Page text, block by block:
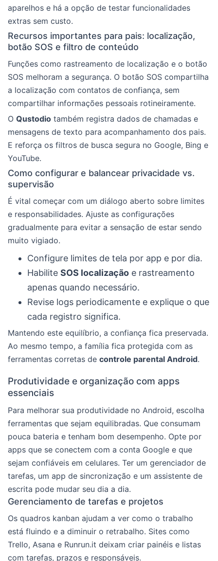
aparelhos e há a opção de testar funcionalidades
extras sem custo.
Recursos importantes para pais: localização,
botão SOS e filtro de conteúdo
Funções como rastreamento de localização e o botão
SOS melhoram a segurança. O botão SOS compartilha
a localização com contatos de confiança, sem
compartilhar informações pessoais rotineiramente.
O Qustodio também registra dados de chamadas e
mensagens de texto para acompanhamento dos pais.
E reforça os filtros de busca segura no Google, Bing e
YouTube.
Como configurar e balancear privacidade vs.
supervisão
É vital começar com um diálogo aberto sobre limites
e responsabilidades. Ajuste as configurações
gradualmente para evitar a sensação de estar sendo
muito vigiado.
Configure limites de tela por app e por dia.
Habilite SOS localização e rastreamento
apenas quando necessário.
Revise logs periodicamente e explique o que
cada registro significa.
Mantendo este equilíbrio, a confiança fica preservada.
Ao mesmo tempo, a família fica protegida com as
ferramentas corretas de controle parental Android.
Produtividade e organização com apps
essenciais
Para melhorar sua produtividade no Android, escolha
ferramentas que sejam equilibradas. Que consumam
pouca bateria e tenham bom desempenho. Opte por
apps que se conectem com a conta Google e que
sejam confiáveis em celulares. Ter um gerenciador de
tarefas, um app de sincronização e um assistente de
escrita pode mudar seu dia a dia.
Gerenciamento de tarefas e projetos
Os quadros kanban ajudam a ver como o trabalho
está fluindo e a diminuir o retrabalho. Sites como
Trello, Asana e Runrun.it deixam criar painéis e listas
com tarefas, prazos e responsáveis.